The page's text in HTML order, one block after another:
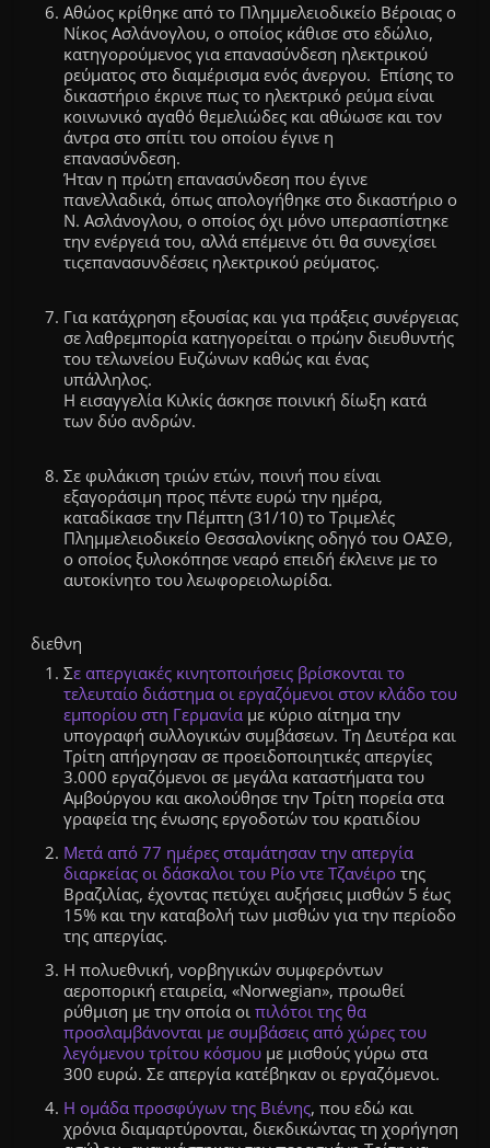
Αθώος κρίθηκε από το Πλημμελειοδικείο Βέροιας ο
Νίκος Ασλάνογλου, ο οποίος κάθισε στο εδώλιο,
κατηγορούμενος για επανασύνδεση ηλεκτρικού
ρεύματος στο διαμέρισμα ενός άνεργου. Επίσης το
δικαστήριο έκρινε πως το ηλεκτρικό ρεύμα είναι
κοινωνικό αγαθό θεμελιώδες και αθώωσε και τον
άντρα στο σπίτι του οποίου έγινε η
επανασύνδεση.
Ήταν η πρώτη επανασύνδεση που έγινε
πανελλαδικά, όπως απολογήθηκε στο δικαστήριο ο
Ν. Ασλάνογλου, ο οποίος όχι μόνο υπερασπίστηκε
την ενέργειά του, αλλά επέμεινε ότι θα συνεχίσει
τιςεπανασυνδέσεις ηλεκτρικού ρεύματος.
Για κατάχρηση εξουσίας και για πράξεις συνέργειας
σε λαθρεμπορία κατηγορείται ο πρώην διευθυντής
του τελωνείου Ευζώνων καθώς και ένας
υπάλληλος.
Η εισαγγελία Κιλκίς άσκησε ποινική δίωξη κατά
των δύο ανδρών.
Σε φυλάκιση τριών ετών, ποινή που είναι
εξαγοράσιμη προς πέντε ευρώ την ημέρα,
καταδίκασε την Πέμπτη (31/10) το Τριμελές
Πλημμελειοδικείο Θεσσαλονίκης οδηγό του ΟΑΣΘ,
ο οποίος ξυλοκόπησε νεαρό επειδή έκλεινε με το
αυτοκίνητο τουλεωφορειολωρίδα.
διεθνη
Σε απεργιακές κινητοποιήσεις βρίσκονται το
τελευταίο διάστημα οι εργαζόμενοι στον κλάδο του
εμπορίου στη Γερμανία με κύριο αίτημα την
υπογραφή συλλογικών συμβάσεων. Τη Δευτέρα και
Τρίτη απήργησαν σε προειδοποιητικές απεργίες
3.000 εργαζόμενοι σε μεγάλα καταστήματα του
Αμβούργου και ακολούθησε την Τρίτη πορεία στα
γραφεία της ένωσης εργοδοτών του κρατιδίου
Μετά από 77 ημέρες σταμάτησαν την απεργία
διαρκείας οι δάσκαλοι του Ρίο ντε Τζανέιρο της
Βραζιλίας, έχοντας πετύχει αυξήσεις μισθών 5 έως
15% και την καταβολή των μισθών για την περίοδο
της απεργίας.
H πολυεθνική, νορβηγικών συμφερόντων
αεροπορική εταιρεία, «Norwegian», προωθεί
ρύθμιση με την οποία οιπιλότοι της θα
προσλαμβάνονται με συμβάσεις από χώρες του
λεγόμενου τρίτου κόσμου με μισθούς γύρω στα
300 ευρώ. Σε απεργία κατέβηκαν οι εργαζόμενοι.
Η ομάδα προσφύγων της Βιένης, που εδώ και
χρόνια διαμαρτύρονται, διεκδικώντας τη χορήγηση